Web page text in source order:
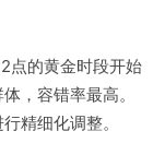
点的黄金时段开始
，容错率最高。
精细化调整。